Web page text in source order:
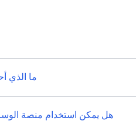
ما الذي
هل يمكن استخدام منصة